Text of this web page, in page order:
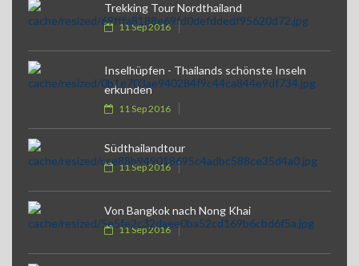
Trekking Tour Nordthailand
11 Sep 2016
Inselhüpfen - Thailands schönste Inseln
erkunden
11 Sep 2016
Südthailandtour
11 Sep 2016
Von Bangkok nach Nong Khai
11 Sep 2016